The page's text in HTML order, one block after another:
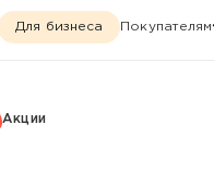
Для бизнеса Покупателям
Акции